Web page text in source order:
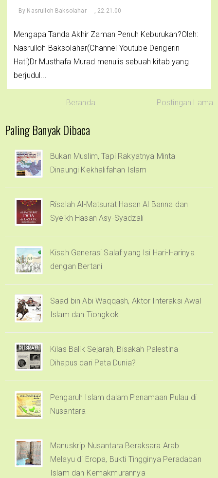
By Nasrulloh Baksolahar , 22.21.00
Mengapa Tanda Akhir Zaman Penuh Keburukan?Oleh:
Nasrulloh Baksolahar(Channel Youtube Dengerin
Hati)Dr Musthafa Murad menulis sebuah kitab yang
berjudul...
Beranda Postingan Lama
Paling Banyak Dibaca
Bukan Muslim, Tapi Rakyatnya Minta
Dinaungi Kekhalifahan Islam
Risalah Al-Matsurat Hasan Al Banna dan
Syeikh Hasan Asy-Syadzali
Kisah Generasi Salaf yang Isi Hari-Harinya
dengan Bertani
Saad bin Abi Waqqash, Aktor Interaksi Awal
Islam dan Tiongkok
Kilas Balik Sejarah, Bisakah Palestina
Dihapus dari Peta Dunia?
Pengaruh Islam dalam Penamaan Pulau di
Nusantara
Manuskrip Nusantara Beraksara Arab
Melayu di Eropa, Bukti Tingginya Peradaban
Islam dan Kemakmurannya